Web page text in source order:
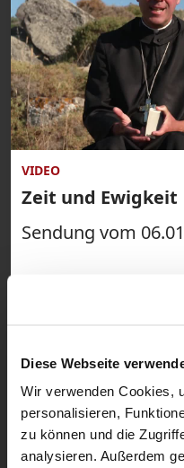
Diese Webseite
Wir verwenden Cookies,
personalisieren,
zu können und die
analysieren. Außerdem
VIDEO
Zeit und Ewigkeit
Sendung vom